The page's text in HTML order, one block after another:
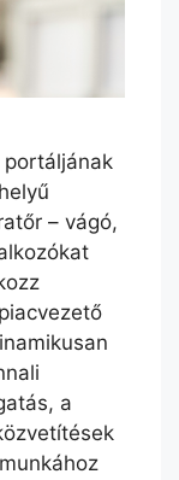
portáljának
– vágó,
a